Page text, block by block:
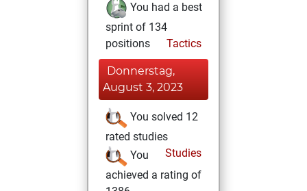
You had a best
sprint of 134
positions
Tactics
Donnerstag,
August 3, 2023
You solved 12
rated studies
Studies
You
achieved a rating of